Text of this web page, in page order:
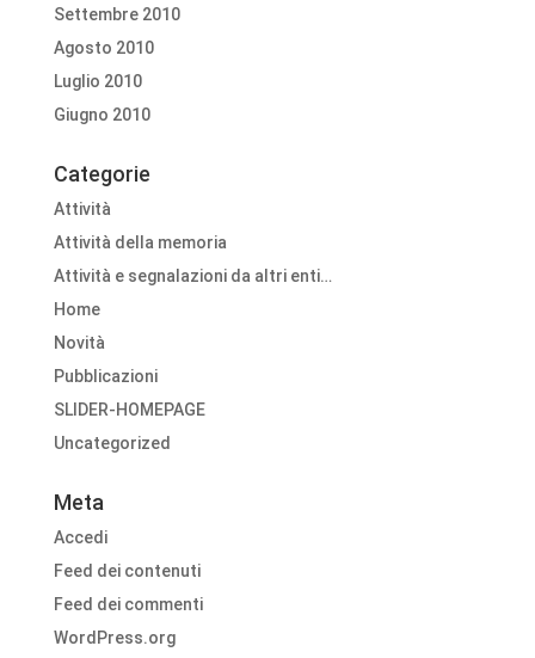
Settembre 2010
Agosto 2010
Luglio 2010
Giugno 2010
Categorie
Attività
Attività della memoria
Attività e segnalazioni da altri enti…
Home
Novità
Pubblicazioni
SLIDER-HOMEPAGE
Uncategorized
Meta
Accedi
Feed dei contenuti
Feed dei commenti
WordPress.org